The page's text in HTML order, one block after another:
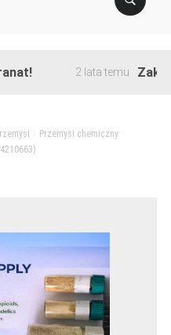
2 lata temu
Przemysł chemiczny>